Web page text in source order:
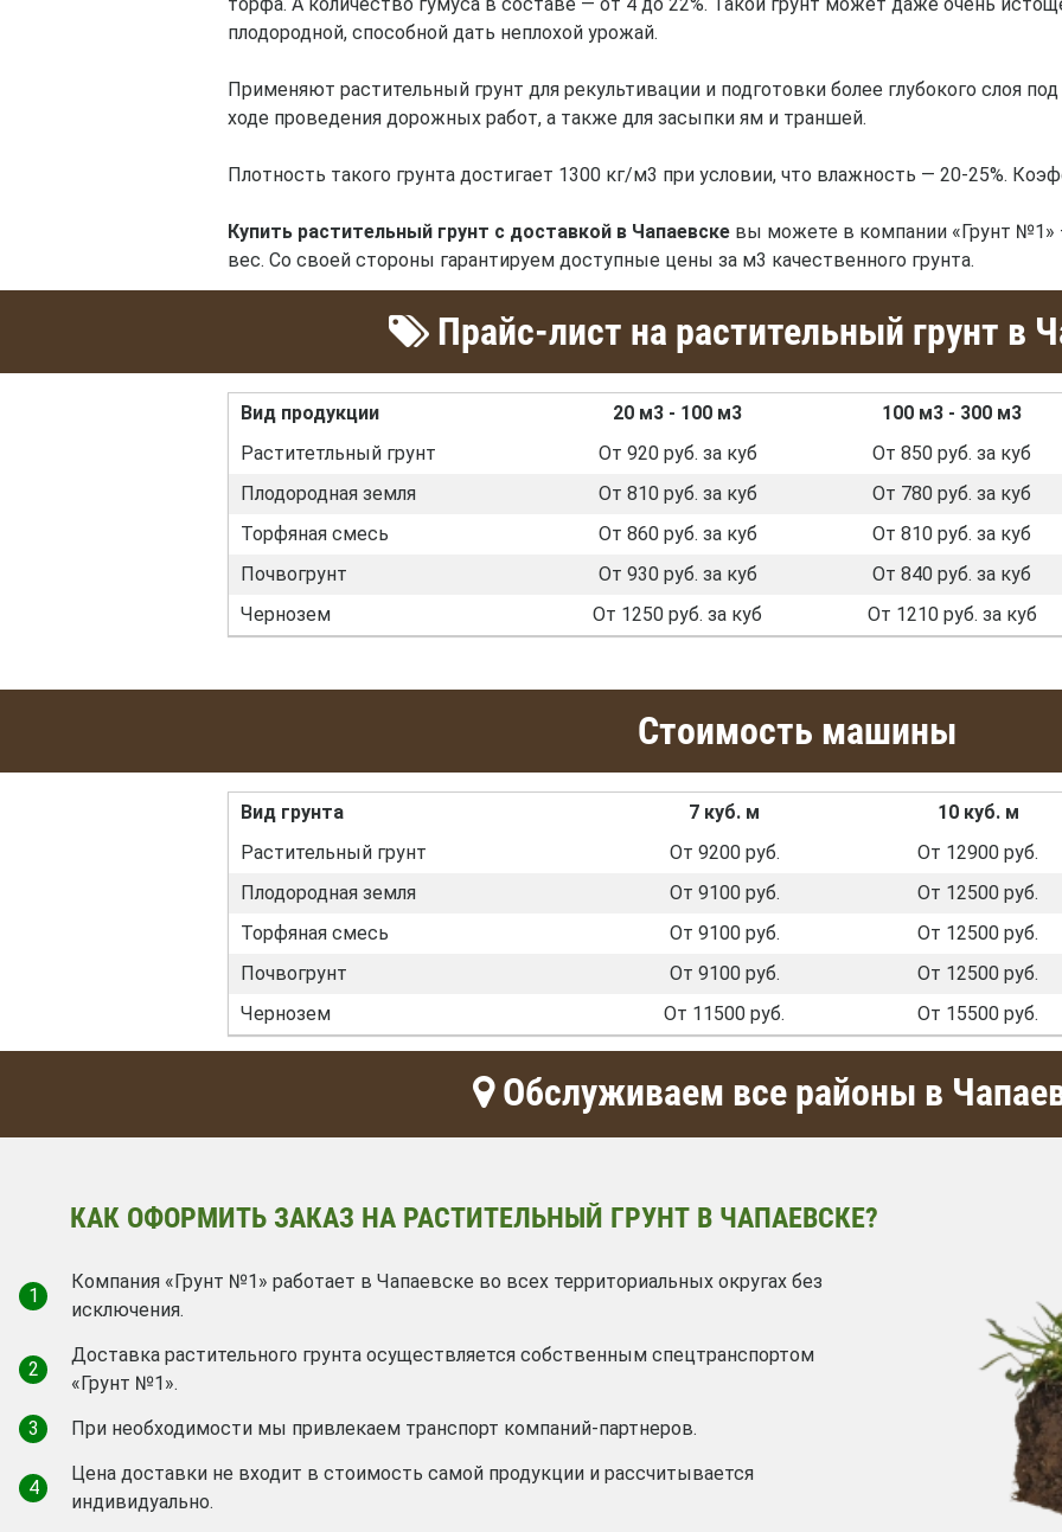
торфа. А количество гумуса в составе — от 4 до 22%. Такой грунт может даже очень
плодородной, способной дать неплохой урожай.
Применяют растительный грунт для рекультивации и подготовки более глубокого слоя
ходе проведения дорожных работ, а также для засыпки ям и траншей.
Плотность такого грунта достигает 1300 кг/м3 при условии, что влажность — 20-25%.
Купить растительный грунт с доставкой в Чапаевске вы можете в компании «Грунт
вес. Со своей стороны гарантируем доступные цены за м3 качественного грунта.
Прайс-лист на растительный грунт в
Вид продукции 20 м3 - 100 м3
100 м3 - 300 м3
Раститетльный грунт
От 920 руб. за куб
От 850 руб. за куб
Плодородная земля
От 810 руб. за куб
От 780 руб. за куб
Торфяная смесь
От 860 руб. за куб
От 810 руб. за куб
Почвогрунт
От 930 руб. за куб
От 840 руб. за куб
Чернозем
От 1250 руб. за куб От 1210 руб. за куб
Стоимость машины
Вид грунта 7 куб. м
10 куб. м
Растительный грунт
От 9200 руб.
От 12900 руб.
Плодородная земля
От 9100 руб.
От 12500 руб.
Торфяная смесь
От 9100 руб.
От 12500 руб.
Почвогрунт
От 9100 руб.
От 12500 руб.
Чернозем
От 11500 руб. От 15500 руб.
Обслуживаем все районы в
КАК ОФОРМИТЬ ЗАКАЗ НА РАСТИТЕЛЬНЫЙ ГРУНТ В ЧАПАЕВСКЕ?
1
Компания «Грунт №1» работает в Чапаевске во всех территориальных округах без
исключения.
2
Доставка растительного грунта осуществляется собственным спецтранспортом
«Грунт №1».
3
При необходимости мы привлекаем транспорт компаний-партнеров.
4
Цена доставки не входит в стоимость самой продукции и рассчитывается
индивидуально.